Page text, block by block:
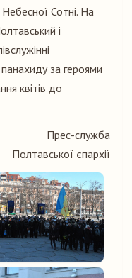
Сотні. На
і
за героями
квітів до
Полтавської єпархії